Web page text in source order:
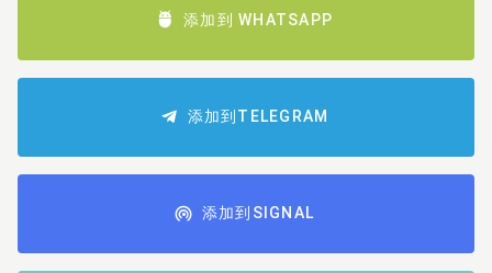
添加到 WHATSAPP
添加到TELEGRAM
添加到SIGNAL